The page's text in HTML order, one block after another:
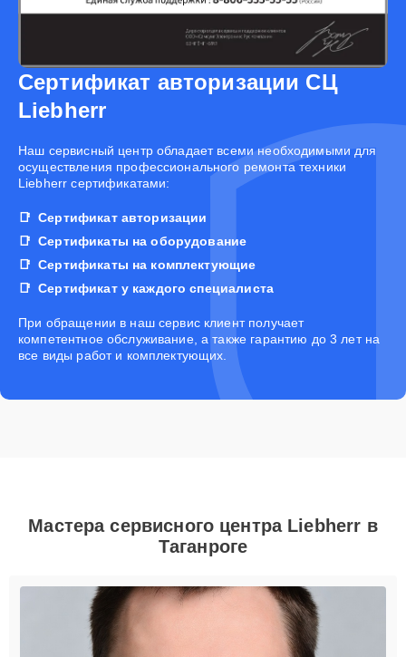
Сертификат авторизации СЦ
Liebherr
Наш сервисный центр обладает всеми необходимыми для
осуществления профессионального ремонта техники
Liebherr сертификатами:
Сертификат авторизации
Сертификаты на оборудование
Сертификаты на комплектующие
Сертификат у каждого специалиста
При обращении в наш сервис клиент получает
компетентное обслуживание, а также гарантию до 3 лет на
все виды работ и комплектующих.
Мастера сервисного центра Liebherr в
Таганроге